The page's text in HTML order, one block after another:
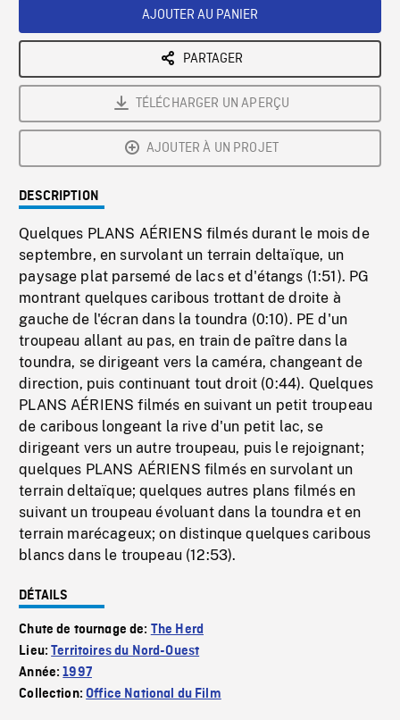
AJOUTER AU PANIER
PARTAGER
TÉLÉCHARGER UN APERÇU
AJOUTER À UN PROJET
DESCRIPTION
Quelques PLANS AÉRIENS filmés durant le mois de
septembre, en survolant un terrain deltaïque, un
paysage plat parsemé de lacs et d'étangs (1:51). PG
montrant quelques caribous trottant de droite à
gauche de l'écran dans la toundra (0:10). PE d'un
troupeau allant au pas, en train de paître dans la
toundra, se dirigeant vers la caméra, changeant de
direction, puis continuant tout droit (0:44). Quelques
PLANS AÉRIENS filmés en suivant un petit troupeau
de caribous longeant la rive d'un petit lac, se
dirigeant vers un autre troupeau, puis le rejoignant;
quelques PLANS AÉRIENS filmés en survolant un
terrain deltaïque; quelques autres plans filmés en
suivant un troupeau évoluant dans la toundra et en
terrain marécageux; on distinque quelques caribous
blancs dans le troupeau (12:53).
DÉTAILS
Chute de tournage de: The Herd
Lieu:Territoires du Nord-Ouest
Année:1997
Collection:Office National du Film